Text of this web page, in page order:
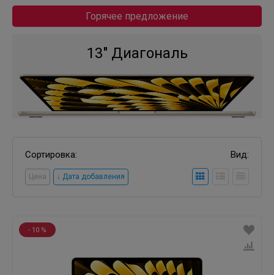
Горячее предложение
13" Диагональ
Сортировка:
Цена ↓ Дата добавления
Вид:
- 10 %